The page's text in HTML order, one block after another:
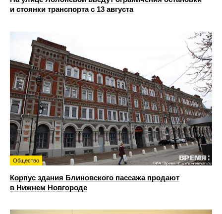
и стоянки транспорта с 13 августа
Общество
Корпус здания Блиновского пассажа продают
в Нижнем Новгороде